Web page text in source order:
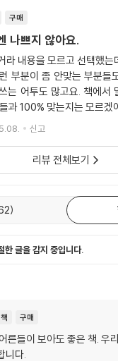
뱉은 ‘미운 말’에 놀란 경험
처해야 할지 고민하는 어른
싶은 어른들에게 이 책을 권
베스트셀러 작가와 인기
메이지대학 문학부 교수
일본 공영 방송사 NHK 교육
있다. 이 책에서는 수많은 연
경험을 바탕으로 유아기에
춘 쉽고 따뜻한 언어로 풀
는 판매 기록을 가진 베스트
너의 좋은 점》 등으로 독자
생동감 넘치는 색, 글과 다양
흥미를 끌어내고 몰입도를
구매
나쁘지 않아요.
라 내용을 모르고 선택했는
부분이 좀 안맞는 부분들
는 어투도 많고요. 책에서
과 100% 맞는지는 모르겠
신고
리뷰 전체보기
한 글을 감지 중입니다.
구매
른들이 보아도 좋은 책. 우
니다.